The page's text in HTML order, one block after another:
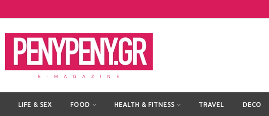
LIFE & SEX FOOD HEALTH & FITNESS TRAVEL DECO